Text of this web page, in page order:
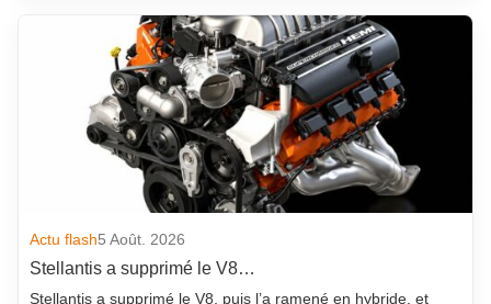
Actu flash5 Août. 2026
Stellantis a supprimé le V8…
Stellantis a supprimé le V8, puis l’a ramené en hybride, et